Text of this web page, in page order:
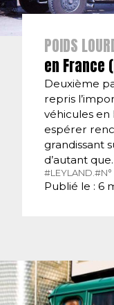
POIDS
en France
Deuxième
repris
véhicules en
espérer
grandissant
d’autant
#LEYLAND. #N°
Publié le : 6